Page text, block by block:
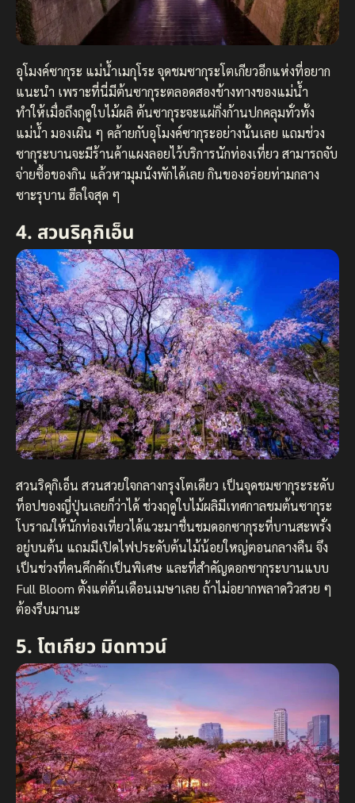
อุโมงค์ซากุระ แม่น้ำเมกุโระ จุดชมซากุระโตเกียวอีกแห่งที่อยาก
แนะนำ เพราะที่นี่มีต้นซากุระตลอดสองข้างทางของแม่น้ำ
ทำให้เมื่อถึงฤดูใบไม้ผลิ ต้นซากุระจะแผ่กิ่งก้านปกคลุมทั่วทั้ง
แม่น้ำ มองเผิน ๆ คล้ายกับอุโมงค์ซากุระอย่างนั้นเลย แถมช่วง
ซากุระบานจะมีร้านค้าแผงลอยไว้บริการนักท่องเที่ยว สามารถจับ
จ่ายซื้อของกิน แล้วหามุมนั่งพักได้เลย กินของอร่อยท่ามกลาง
ซาะรุบาน ฮีลใจสุด ๆ
4. สวนริคุกิเอ็น
สวนริคุกิเอ็น สวนสวยใจกลางกรุงโตเดียว เป็นจุดชมซากุระระดับ
ท็อปของญี่ปุ่นเลยก็ว่าได้ ช่วงฤดูใบไม้ผลิมีเทศกาลชมต้นซากุระ
โบราณให้นักท่องเที่ยวได้แวะมาชื่นชมดอกซากุระที่บานสะพรั่ง
อยู่บนต้น แถมมีเปิดไฟประดับต้นไม้น้อยใหญ่ตอนกลางคืน จึง
เป็นช่วงที่คนคึกคักเป็นพิเศษ และที่สำคัญดอกซากุระบานแบบ
Full Bloom ตั้งแต่ต้นเดือนเมษาเลย ถ้าไม่อยากพลาดวิวสวย ๆ
ต้องรีบมานะ
5. โตเกียว มิดทาวน์